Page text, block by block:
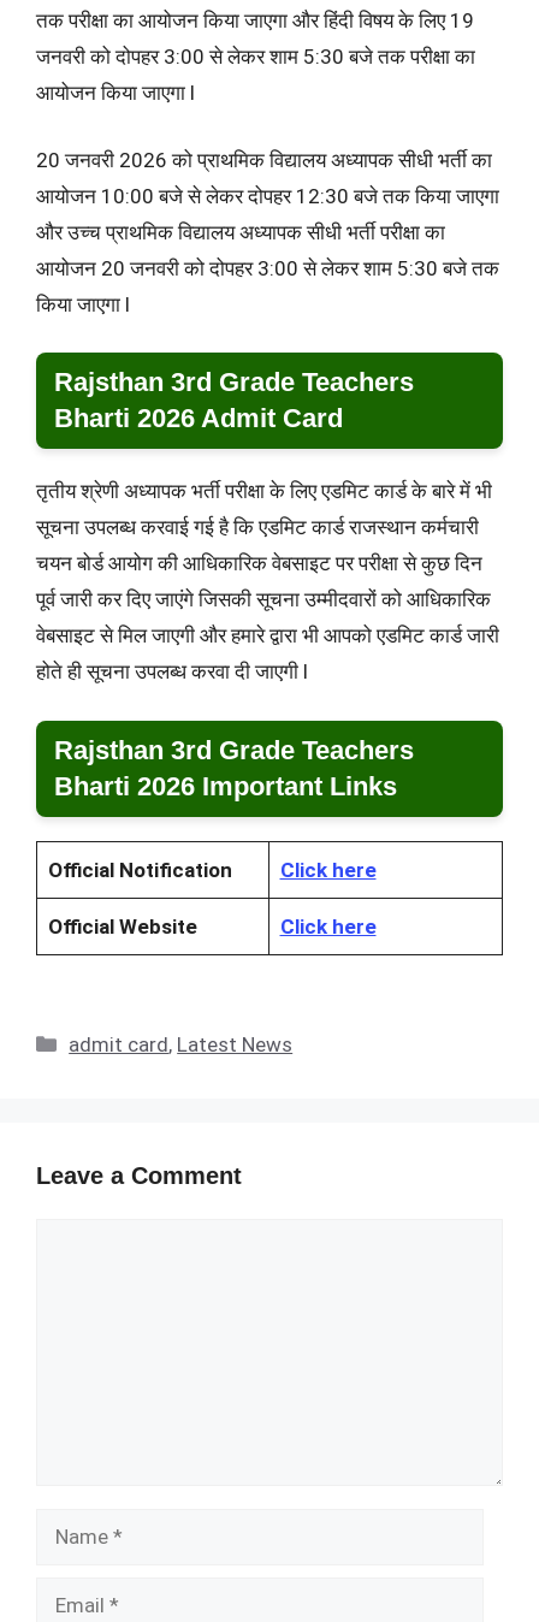
तक परीक्षा का आयोजन किया जाएगा और हिंदी विषय के लिए 19
जनवरी को दोपहर 3:00 से लेकर शाम 5:30 बजे तक परीक्षा का
आयोजन किया जाएगा l
20 जनवरी 2026 को प्राथमिक विद्यालय अध्यापक सीधी भर्ती का
आयोजन 10:00 बजे से लेकर दोपहर 12:30 बजे तक किया जाएगा
और उच्च प्राथमिक विद्यालय अध्यापक सीधी भर्ती परीक्षा का
आयोजन 20 जनवरी को दोपहर 3:00 से लेकर शाम 5:30 बजे तक
किया जाएगा l
Rajsthan 3rd Grade Teachers
Bharti 2026 Admit Card
तृतीय श्रेणी अध्यापक भर्ती परीक्षा के लिए एडमिट कार्ड के बारे में भी
सूचना उपलब्ध करवाई गई है कि एडमिट कार्ड राजस्थान कर्मचारी
चयन बोर्ड आयोग की आधिकारिक वेबसाइट पर परीक्षा से कुछ दिन
पूर्व जारी कर दिए जाएंगे जिसकी सूचना उम्मीदवारों को आधिकारिक
वेबसाइट से मिल जाएगी और हमारे द्वारा भी आपको एडमिट कार्ड जारी
होते ही सूचना उपलब्ध करवा दी जाएगी l
Rajsthan 3rd Grade Teachers
Bharti 2026 Important Links
Official Notification Click here
Official Website Click here
Categories
admit card, Latest News
Leave a Comment
Name
Email